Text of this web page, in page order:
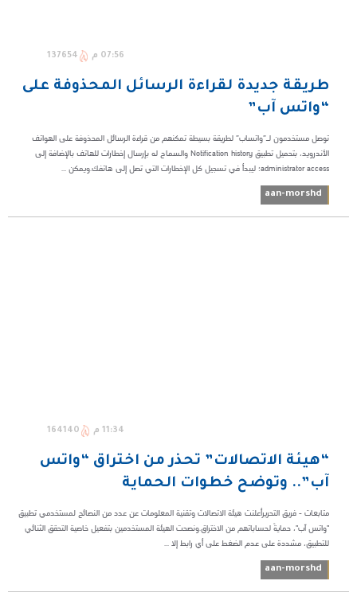
07:56 م 137654
طريقة جديدة لقراءة الرسائل المحذوفة على
“واتس آب”
توصل مستخدمون لـ”واتساب” لطريقة بسيطة تمكنهم من قراءة الرسائل المحذوفة على الهواتف
الأندرويد، بتحميل تطبيق Notification history والسماح له بإرسال إخطارات للهاتف بالإضافة إلى
administrator access؛ ليبدأ في تسجيل كل الإخطارات التي تصل إلى هاتفك.ويمكن ...
aan-morshd
11:34 م 164140
“هيئة الاتصالات” تحذر من اختراق “واتس
آب”.. وتوضح خطوات الحماية
متابعات - فريق التحريرأعلنت هيئة الاتصالات وتقنية المعلومات عن عدد من النصائح لمستخدمي تطبيق
"واتس آب"، حمايةً لحساباتهم من الاختراق.ونصحت الهيئة المستخدمين بتفعيل خاصية التحقق الثنائي
للتطبيق، مشددة على عدم الضغط على أي رابط إلا ...
aan-morshd